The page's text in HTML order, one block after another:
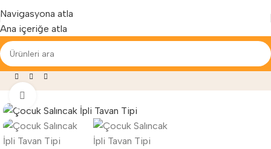
Navigasyona atla
Ana içeriğe atla
Yenilenen arayüzümüz ile hizmetinizdeyiz...
»Mağaza»